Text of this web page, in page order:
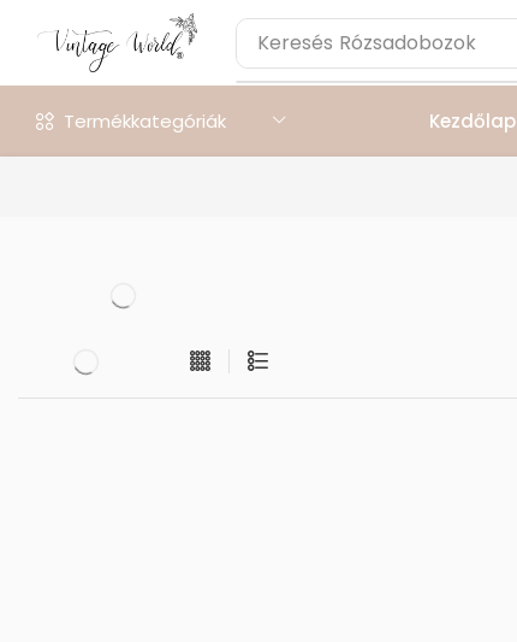
Keresés Rózsadobozok
Termékkategóriák Kezdőlap